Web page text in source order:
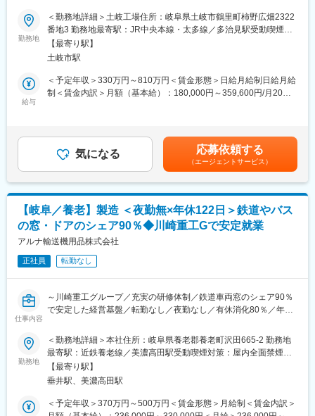
■本ポジションの魅力
・オーダーメイド品の対応が多いため業務難易度が高い一方でス
キルアップに繋がります。
・プラスチックレンズは、安心・安全(交通事故ゼロ)な社会の実現
す。
■当社の特徴：
◎光学系プラスチック成形の厚肉及び自由曲面レンズの製造技術
は高く評価されており、営業・設計・製造部門が一体となり世界
水準をめざし、プラスチックレンズや導光体等の超精密金型及び
光学部品成形の受注・売上拡大をしています。高い技術力を磨き
たい方、上流からモノづくりに関わりたい、安定と挑戦の両立を
求める方に最適な環境です。
変更の範囲：会社の定める業務
■業務概要：
セラミックス製品の製造に欠かせない焼成炉を中心とした設備の
保全・改善業務を担当していただきます。設備の安定稼働を支
え、生産性向上や品質向上に貢献するポジションです。
■具体的な業務内容：
◇PLC・インバータ等の電気制御設備の保守
◇メーカー折衝
◇安全対策・リスクアセスメントの実施
焼成炉は製造工程の中心設備です。
設備を安定稼働させることで、生産計画や品質を支える大きなや
りがいがあります。
■期待する役割：
・決められた事案を実行できる
・3現主義で現場を強くする
■MARUWAの魅力:
◇技術力
い技術力が強みです。
MARUWAのセラミックス部品は他社製品よりも高い熱耐性を持っ
ており、次世代通信‘5G’‘6G’、EV（電気自動車）、半導体など次
世代を担う多くの業界に重宝されています。また難易度の高いオ
率を誇っています。
勤務地
＜勤務地詳細＞土岐工場住所：岐阜県土岐市鶴里町柿野広畑2322
番地3 勤務地最寄駅：JR中央本線・太多線／多治見駅受動喫煙対
策：屋内全面禁煙変更の範囲：会社の定める事業所
【最寄り駅】
土岐市駅
給与
＜予定年収＞330万円～810万円＜賃金形態＞日給月給制日給月給
制＜賃金内訳＞月額（基本給）：180,000円～359,600円/月20日
回（4月）■賞与：年2回（6月、12月）※昨年度実績8.5ヶ月分 ※事
業部やポジションにより異なります。■管理監督職該当の方は時間
外手当支給なし賃金はあくまでも目安の金額であり、選考を通じ
て上下する可能性があります。月給(月額)は固定手当を含めた表記
です。
気になる 応募依頼する
（エージェントサービス）
【岐阜／養老】製造 ＜夜勤無×年休122日＞鉄道やバス
の窓・ドアのシェア90％◆川崎重工Gで安定就業
アルナ輸送機用品株式会社
正社員 転勤なし
仕事内容
～川崎重工グループ／充実の研修体制／鉄道車両窓のシェア90％
で安定した経営基盤／転勤なし／夜勤なし／有休消化80％／年間
川崎重工グループである当社工場にて、鉄道車両用の窓やドア、
バス用窓やドアの加工・組立等の業務をお任せします。
■業務詳細：
・鉄道車両用窓やドア、バス用窓やドアなどの加工及び組立
・アルミ形材の切断、曲げ、溶接、機械、仕上げ
勤務地
＜勤務地詳細＞本社住所：岐阜県養老郡養老町沢田665-2 勤務地
最寄駅：近鉄養老線／美濃高田駅受動喫煙対策：屋内全面禁煙変
更の範囲：会社の定める事業所
【最寄り駅】
垂井駅、美濃高田駅
＜予定年収＞370万円～500万円＜賃金形態＞月給制＜賃金内訳＞